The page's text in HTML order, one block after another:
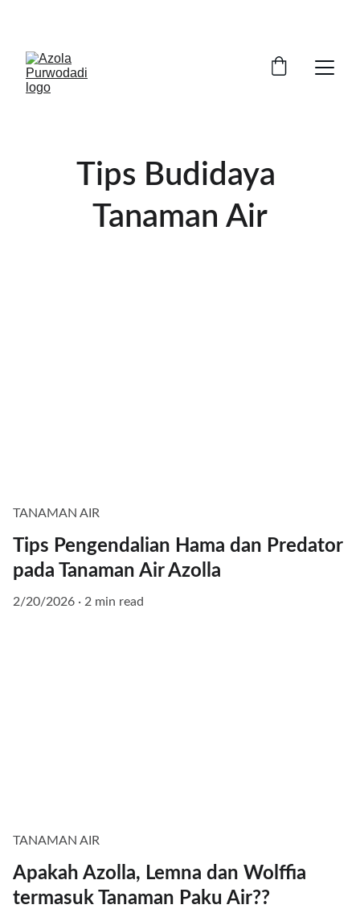
Tips Budidaya
Tanaman Air
TANAMAN AIR
Tips Pengendalian Hama dan Predator
pada Tanaman Air Azolla
2/20/2026 2 min read
TANAMAN AIR
Apakah Azolla, Lemna dan Wolffia
termasuk Tanaman Paku Air??